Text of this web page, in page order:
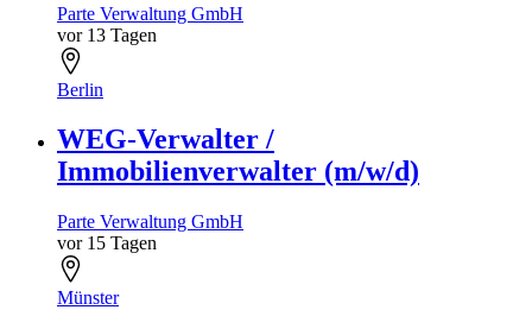
Parte Verwaltung GmbH
vor 13 Tagen
Berlin
WEG-Verwalter /
Immobilienverwalter (m/w/d)
Parte Verwaltung GmbH
vor 15 Tagen
Münster